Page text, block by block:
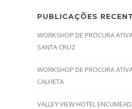
PUBLICAÇÕES
WORKSHOP DE PROCURA
SANTA CRUZ
WORKSHOP DE PROCURA
CALHETA
VALLEY VIEW HOTEL